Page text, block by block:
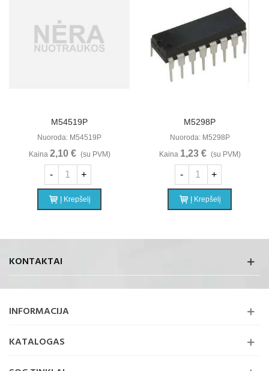
M54519P
Nuoroda: M54519P
Kaina 2,10 € (su PVM)
- +
Į Krepšelį
M5298P
Nuoroda: M5298P
Kaina 1,23 € (su PVM)
- +
Į Krepšelį
KONTAKTAI
INFORMACIJA
KATALOGAS